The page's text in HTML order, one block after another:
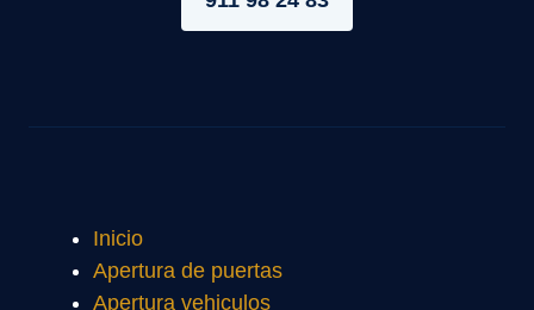
Inicio
Apertura de puertas
Apertura vehiculos